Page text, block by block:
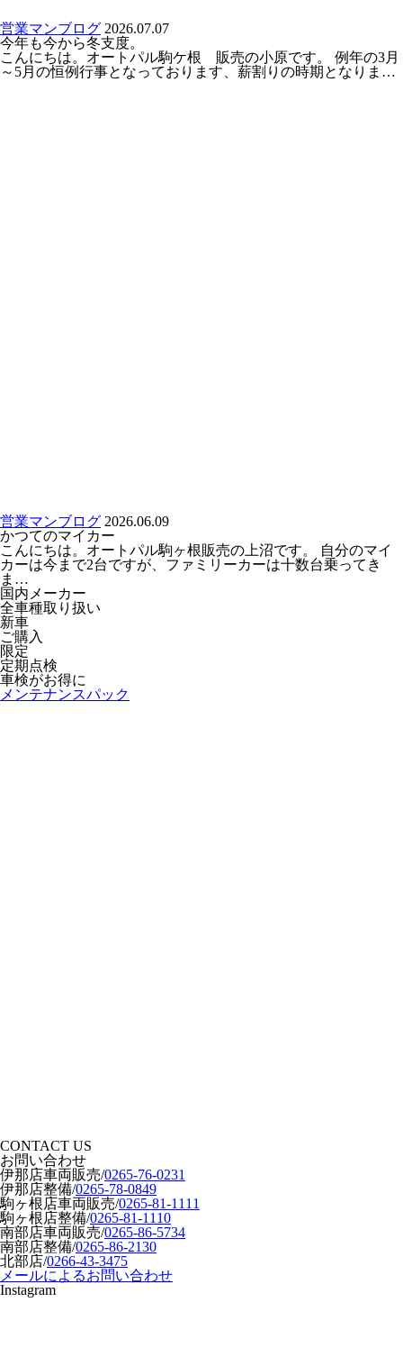
営業マンブログ 2026.07.07
今年も今から冬支度。
こんにちは。オートパル駒ケ根 販売の小原です。 例年の3月
～5月の恒例行事となっております、薪割りの時期となりま…
営業マンブログ 2026.06.09
かつてのマイカー
こんにちは。オートパル駒ヶ根販売の上沼です。 自分のマイ
カーは今まで2台ですが、ファミリーカーは十数台乗ってき
ま…
国内メーカー
全車種取り扱い
新車
ご購入
限定
定期点検
車検がお得に
メンテナンスパック
CONTACT US
お問い合わせ
伊那店車両販売/0265-76-0231
伊那店整備/0265-78-0849
駒ヶ根店車両販売/0265-81-1111
駒ヶ根店整備/0265-81-1110
南部店車両販売/0265-86-5734
南部店整備/0265-86-2130
北部店/0266-43-3475
メールによるお問い合わせ
Instagram